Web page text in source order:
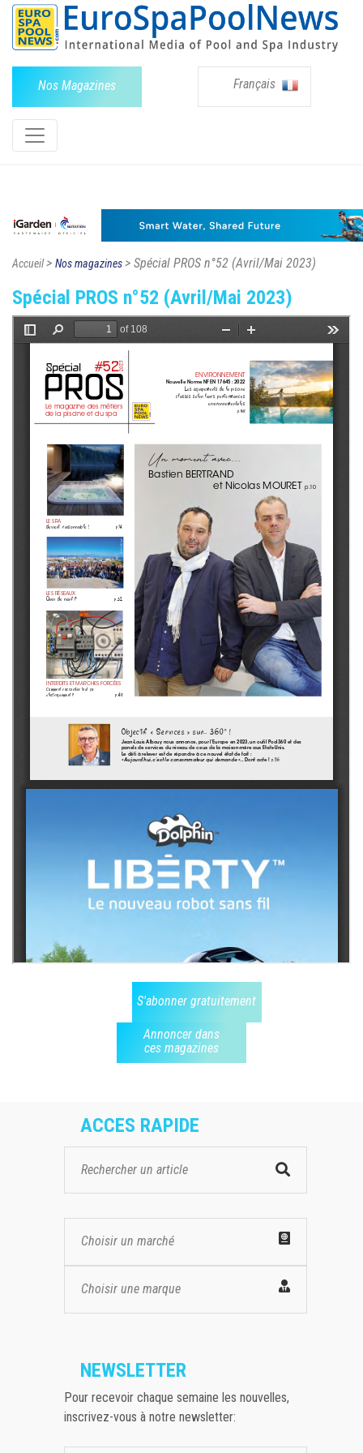
Nos Magazines Français
Accueil> Nos magazines> Spécial PROS n°52 (Avril/Mai 2023)
Spécial PROS n°52 (Avril/Mai 2023)
S'abonner gratuitement
Annoncer dans
ces magazines
ACCES RAPIDE
Choisir un marché
Choisir une marque
NEWSLETTER
Pour recevoir chaque semaine les nouvelles,
inscrivez-vous à notre newsletter: